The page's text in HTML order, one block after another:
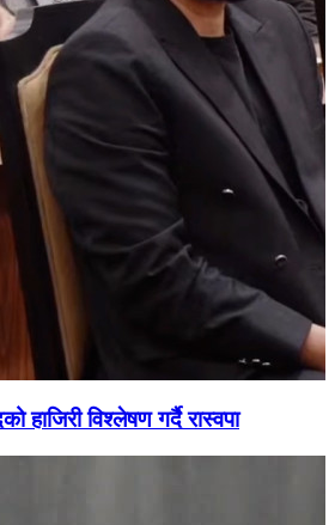
विश्लेषण गर्दै रास्वपा